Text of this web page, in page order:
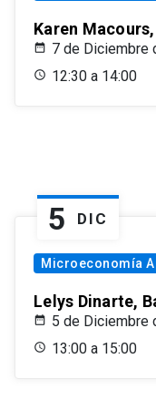
Karen
7 de Diciembre
12:30 a 14:00
5 DIC
Microeconomía
Lelys Dinarte,
5 de Diciembre
13:00 a 15:00